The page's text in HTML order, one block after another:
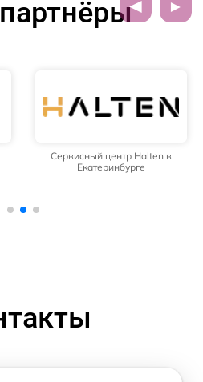
Сервисный центр Halten в
Екатеринбурге